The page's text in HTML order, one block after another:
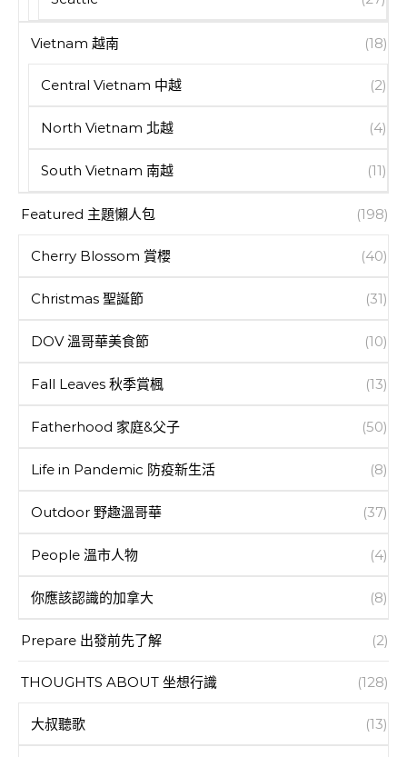
Vietnam 越南 (18)
Central Vietnam 中越 (2)
North Vietnam 北越 (4)
South Vietnam 南越 (11)
Featured 主題懶人包 (198)
Cherry Blossom 賞櫻 (40)
Christmas 聖誕節 (31)
DOV 溫哥華美食節 (10)
Fall Leaves 秋季賞楓 (13)
Fatherhood 家庭&父子 (50)
Life in Pandemic 防疫新生活 (8)
Outdoor 野趣溫哥華 (37)
People 溫市人物 (4)
你應該認識的加拿大 (8)
Prepare 出發前先了解 (2)
THOUGHTS ABOUT 坐想行識 (128)
大叔聽歌 (13)